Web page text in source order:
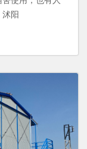
阳